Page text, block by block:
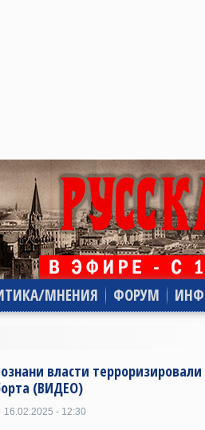
МНЕНИЯ ФОРУМ
власти терроризировали
(ВИДЕО)
16.02.2025 - 12:30